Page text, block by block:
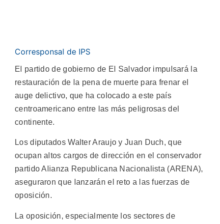
Corresponsal de IPS
El partido de gobierno de El Salvador impulsará la
restauración de la pena de muerte para frenar el
auge delictivo, que ha colocado a este país
centroamericano entre las más peligrosas del
continente.
Los diputados Walter Araujo y Juan Duch, que
ocupan altos cargos de dirección en el conservador
partido Alianza Republicana Nacionalista (ARENA),
aseguraron que lanzarán el reto a las fuerzas de
oposición.
La oposición, especialmente los sectores de